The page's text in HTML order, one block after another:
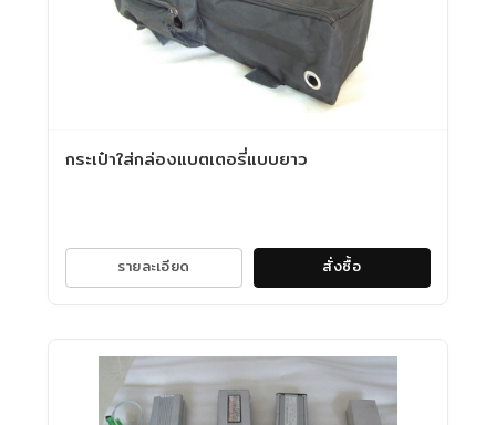
กระเป๋าใส่กล่องแบตเตอรี่แบบยาว
รายละเอียด สั่งซื้อ